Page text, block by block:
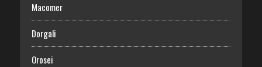
Macomer
Dorgali
Orosei